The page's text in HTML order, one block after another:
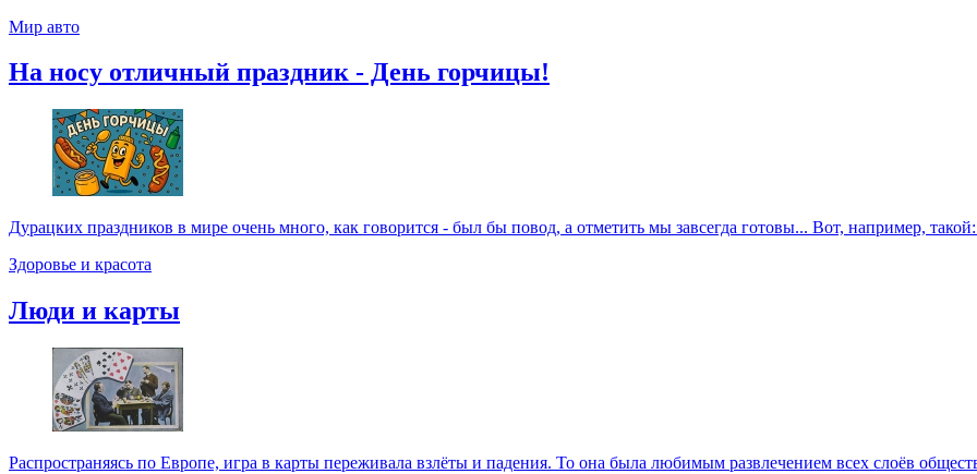
Мир авто
На носу отличный праздник - День горчицы!
Дурацких праздников в мире очень много, как говорится - был бы повод, а отметить мы завсегда готовы... Вот, например,
Здоровье и красота
Люди и карты
Распространяясь по Европе, игра в карты переживала взлёты и падения. То она была любимым развлечением всех слоёв